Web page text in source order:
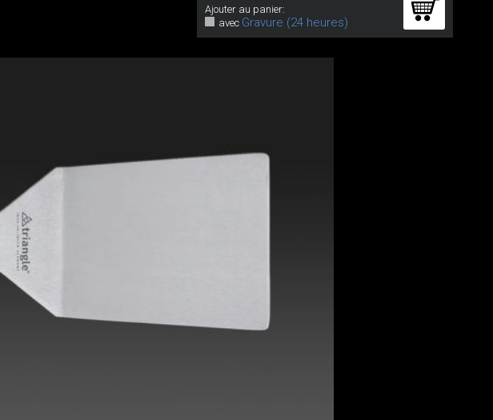
Ajouter au panier:
avec Gravure (24 heures)